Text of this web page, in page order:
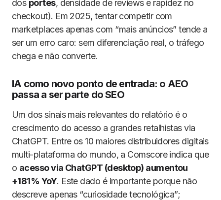
dos portes, densidade de reviews e rapidez no
checkout). Em 2025, tentar competir com
marketplaces apenas com “mais anúncios” tende a
ser um erro caro: sem diferenciação real, o tráfego
chega e não converte.
IA como novo ponto de entrada: o AEO
passa a ser parte do SEO
Um dos sinais mais relevantes do relatório é o
crescimento do acesso a grandes retalhistas via
ChatGPT. Entre os 10 maiores distribuidores digitais
multi-plataforma do mundo, a Comscore indica que
o acesso via ChatGPT (desktop) aumentou
+181% YoY. Este dado é importante porque não
descreve apenas “curiosidade tecnológica”;